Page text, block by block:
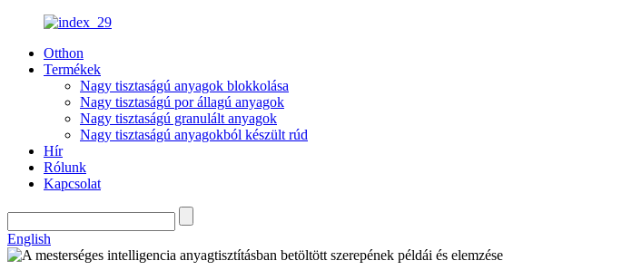
Otthon
Termékek
Nagy tisztaságú anyagok blokkolása
Nagy tisztaságú por állagú anyagok
Nagy tisztaságú granulált anyagok
Nagy tisztaságú anyagokból készült rúd
Hír
Rólunk
Kapcsolat
English